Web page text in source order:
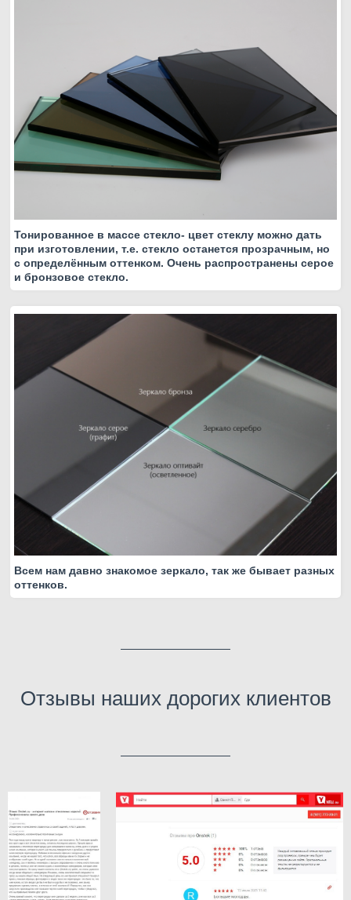
Тонированное в массе стекло- цвет стеклу можно дать
при изготовлении, т.е. стекло останется прозрачным, но
с определённым оттенком. Очень распространены серое
и бронзовое стекло.
Всем нам давно знакомое зеркало, так же бывает разных
оттенков.
Отзывы наших дорогих клиентов